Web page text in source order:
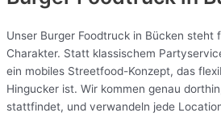
Unser Burger Foodtruck in Bücken steht
Charakter. Statt klassischem
ein mobiles Streetfood-Konzept, das
Hingucker ist. Wir kommen genau
stattfindet, und verwandeln jede